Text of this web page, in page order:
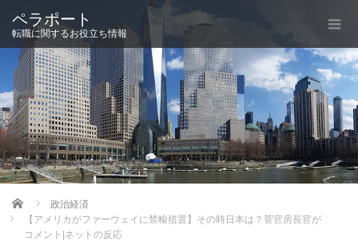
ペラポート
転職に関するお役立ち情報
Home
政治経済
【アメリカがファーウェイに禁輸措置】その時日本は？菅官房長官が
コメント|ネットの反応